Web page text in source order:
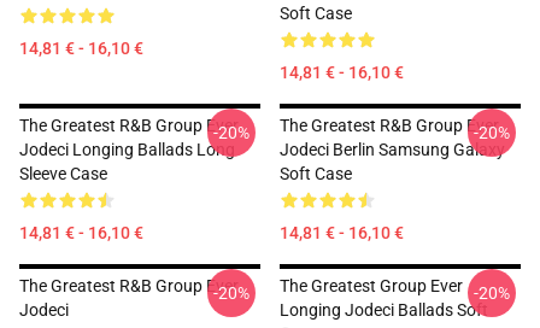
14,81 € - 16,10 €
Soft Case
14,81 € - 16,10 €
The Greatest R&B Group Ever
Jodeci Longing Ballads Long
Sleeve Case
14,81 € - 16,10 €
-20%
The Greatest R&B Group Ever
Jodeci Berlin Samsung Galaxy
Soft Case
14,81 € - 16,10 €
-20%
The Greatest R&B Group Ever
Jodeci
-20%
The Greatest Group Ever
Longing Jodeci Ballads Soft
-20%